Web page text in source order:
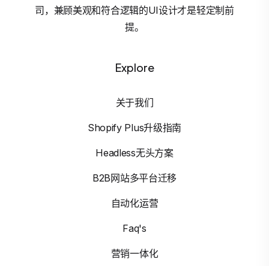
司，兼顾美观和符合逻辑的UI设计才是轻定制前
提。
Explore
关于我们
Shopify Plus升级指南
Headless无头方案
B2B网站多平台迁移
自动化运营
Faq's
营销一体化